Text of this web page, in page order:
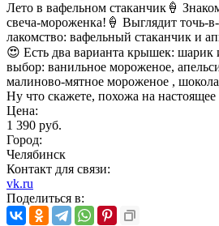
Лето в вафельном стаканчик🍦
свеча‑мороженка!🍦 Выглядит
лакомство: вафельный стаканчик и
😍 Есть два варианта крышек: шарик
выбор: ванильное мороженое,
малиново-мятное мороженое ,
Ну что скажете, похожа на
Цена:
1 390 руб.
Город:
Челябинск
Контакт для связи:
vk.ru
Поделиться в: